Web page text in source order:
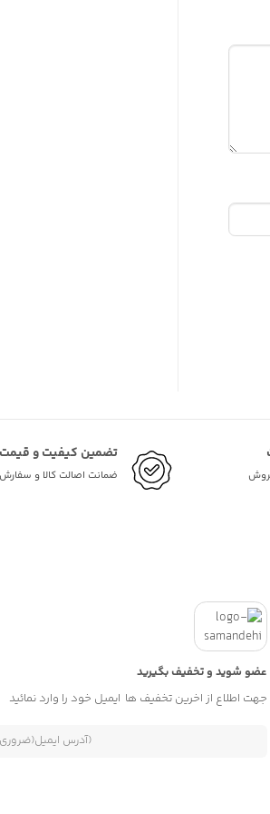
تضمین کیفیت و قیمت
ضمانت اصالت کالا و سفارش
عضو شوید و تخفیف بگیرید
جهت اطلاع از اخرین تخفیف ها ایمیل خود را وارد نمائید